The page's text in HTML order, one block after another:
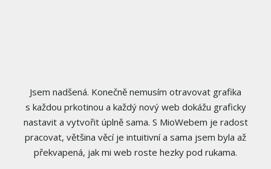
Jsem nadšená. Konečně nemusím otravovat grafika
s každou prkotinou a každý nový web dokážu graficky
nastavit a vytvořit úplně sama. S MioWebem je radost
pracovat, většina věcí je intuitivní a sama jsem byla až
překvapená, jak mi web roste hezky pod rukama.